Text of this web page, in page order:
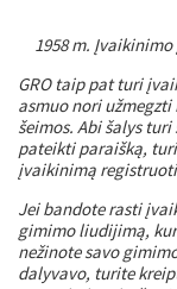
1958 m.
GRO taip pat turi
asmuo nori
šeimos. Abi šalys
pateikti paraišką,
įvaikinimą registruoti
Jei bandote rasti
gimimo liudijimą,
nežinote savo
dalyvavo, turite